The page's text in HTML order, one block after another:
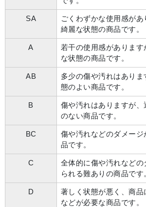
SA
ごくわずかな使用感が
綺麗な状態の商品です。
A
若干の使用感がありま
な状態の商品です。
AB
多少の傷や汚れはあり
態のよい商品です。
B
傷や汚れはありますが、
のない商品です。
BC
傷や汚れなどのダメー
品です。
C
全体的に傷や汚れなど
られる難ありの商品です
D
著しく状態が悪く、商
などが必要な商品です。